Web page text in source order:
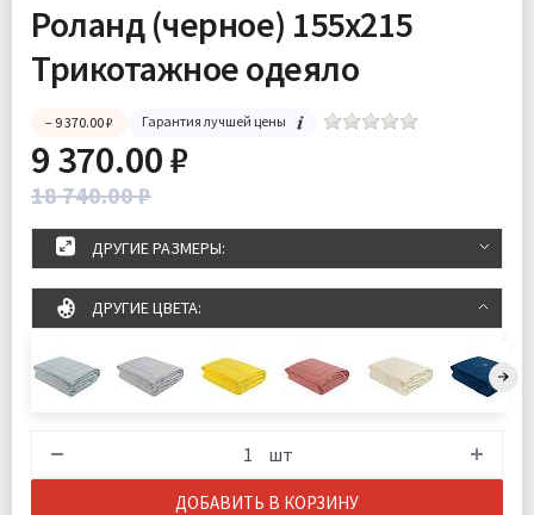
Роланд (черное) 155х215
Трикотажное одеяло
– 9 370.00 ₽ Гарантия лучшей цены
9 370.00 ₽
18 740.00 ₽
ДРУГИЕ РАЗМЕРЫ:
ДРУГИЕ ЦВЕТА:
шт
ДОБАВИТЬ В КОРЗИНУ